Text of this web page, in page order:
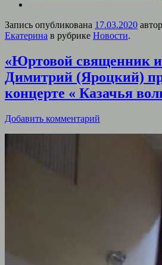
Запись опубликована 17.03.2020
Екатерина в рубрике Новости.
«Юртовой священник
Димитрий (Яроцкий)
концерте « Казачья
Добавить комментарий